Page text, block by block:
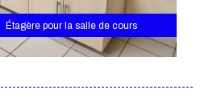
Étagère pour la salle de cours